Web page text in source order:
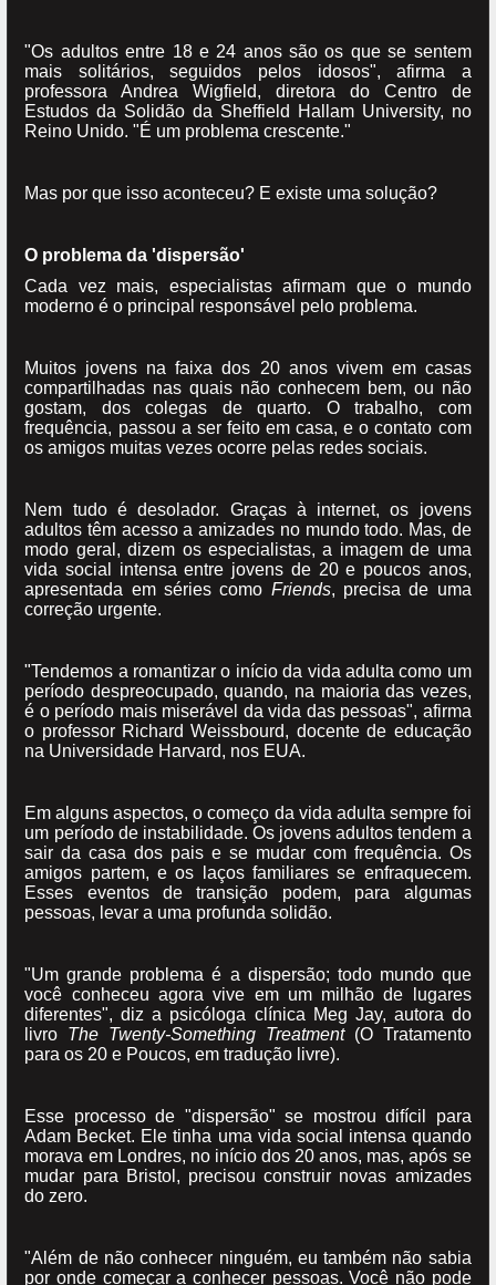
"Os adultos entre 18 e 24 anos são os que se sentem
mais solitários, seguidos pelos idosos", afirma a
professora Andrea Wigfield, diretora do Centro de
Estudos da Solidão da Sheffield Hallam University, no
Reino Unido. "É um problema crescente."
Mas por que isso aconteceu? E existe uma solução?
O problema da 'dispersão'
Cada vez mais, especialistas afirmam que o mundo
moderno é o principal responsável pelo problema.
Muitos jovens na faixa dos 20 anos vivem em casas
compartilhadas nas quais não conhecem bem, ou não
gostam, dos colegas de quarto. O trabalho, com
frequência, passou a ser feito em casa, e o contato com
os amigos muitas vezes ocorre pelas redes sociais.
Nem tudo é desolador. Graças à internet, os jovens
adultos têm acesso a amizades no mundo todo. Mas, de
modo geral, dizem os especialistas, a imagem de uma
vida social intensa entre jovens de 20 e poucos anos,
apresentada em séries como Friends, precisa de uma
correção urgente.
"Tendemos a romantizar o início da vida adulta como um
período despreocupado, quando, na maioria das vezes,
é o período mais miserável da vida das pessoas", afirma
o professor Richard Weissbourd, docente de educação
na Universidade Harvard, nos EUA.
Em alguns aspectos, o começo da vida adulta sempre foi
um período de instabilidade. Os jovens adultos tendem a
sair da casa dos pais e se mudar com frequência. Os
amigos partem, e os laços familiares se enfraquecem.
Esses eventos de transição podem, para algumas
pessoas, levar a uma profunda solidão.
"Um grande problema é a dispersão; todo mundo que
você conheceu agora vive em um milhão de lugares
diferentes", diz a psicóloga clínica Meg Jay, autora do
livro The Twenty-Something Treatment (O Tratamento
para os 20 e Poucos, em tradução livre).
Esse processo de "dispersão" se mostrou difícil para
Adam Becket. Ele tinha uma vida social intensa quando
morava em Londres, no início dos 20 anos, mas, após se
mudar para Bristol, precisou construir novas amizades
do zero.
"Além de não conhecer ninguém, eu também não sabia
por onde começar a conhecer pessoas. Você não pode